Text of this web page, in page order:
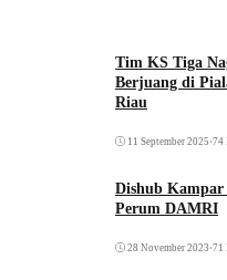
Tim KS Tiga
Berjuang di
Riau
11 September 2025 •74
Dishub
Perum DAMRI
28 November 2023 •71